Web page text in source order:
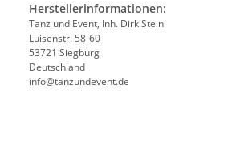
Herstellerinformationen:
Tanz und Event, Inh. Dirk Stein
Luisenstr. 58-60
53721 Siegburg
Deutschland
info@tanzundevent.de